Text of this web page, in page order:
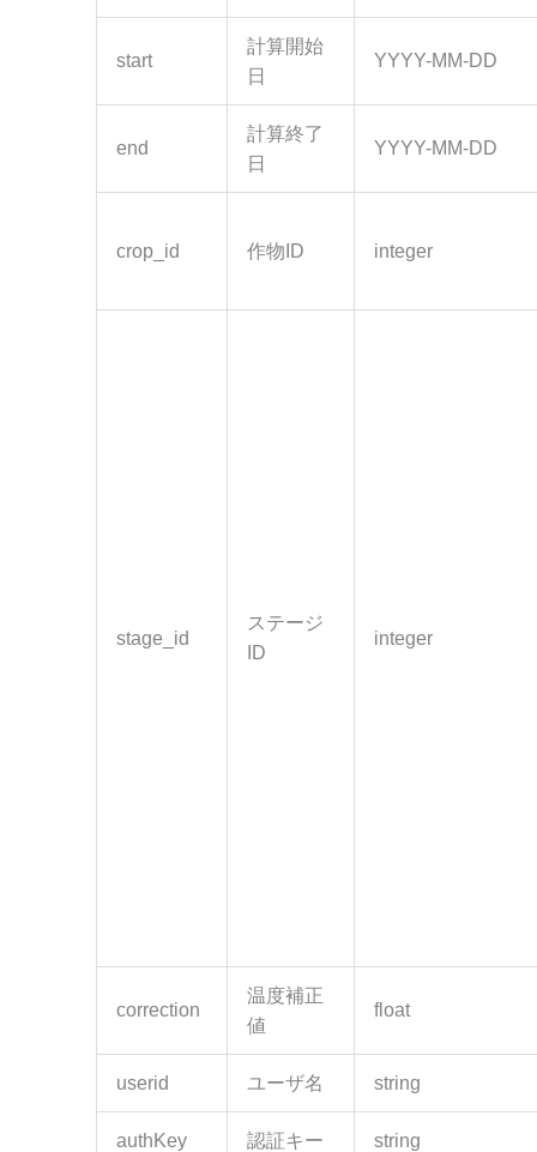
start
計算開始
日
YYYY-MM-DD
end
計算終了
日
YYYY-MM-DD
crop_id 作物ID integer
stage_id
ステージ
ID
integer
correction
温度補正
値
float
userid ユーザ名 string
authKey 認証キー string